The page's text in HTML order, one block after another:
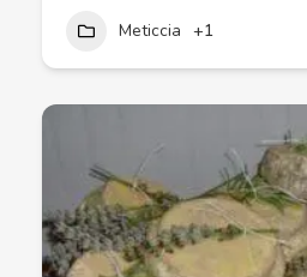
Meticcia +1